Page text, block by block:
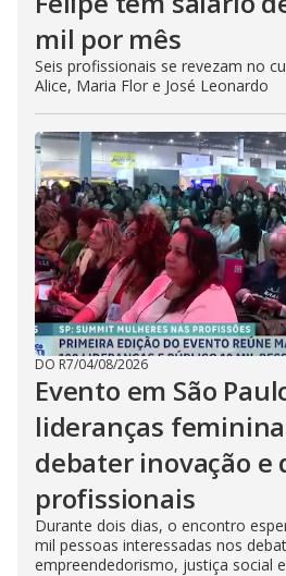
mil por mês
Seis profissionais se revezam no
Alice, Maria Flor e José Leonardo
DO R7/04/08/2026
Evento em São
lideranças
debater inovação e
profissionais
Durante dois dias, o encontro
mil pessoas interessadas nos
empreendedorismo, justiça social